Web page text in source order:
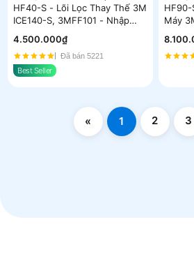
HF40-S - Lõi Lọc Thay Thế 3M
ICE140-S, 3MFF101 - Nhập
Khẩu Mỹ
4.500.000₫
Đã bán 5221
Best Seller
HF90-
Máy
WOI -
« 1 2 3